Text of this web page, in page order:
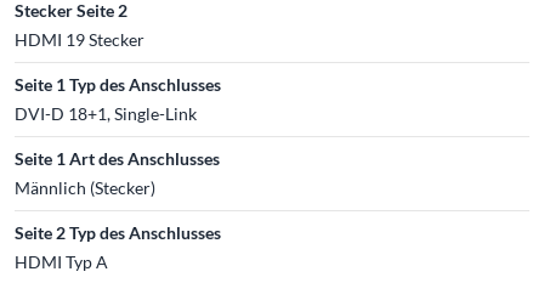
Stecker Seite 2
HDMI 19 Stecker
Seite 1 Typ des Anschlusses
DVI-D 18+1, Single-Link
Seite 1 Art des Anschlusses
Männlich (Stecker)
Seite 2 Typ des Anschlusses
HDMI Typ A